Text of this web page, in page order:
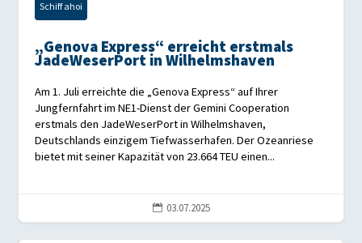
Schiff ahoi
„Genova Express“ erreicht erstmals
JadeWeserPort in Wilhelmshaven
Am 1. Juli erreichte die „Genova Express“ auf Ihrer
Jungfernfahrt im NE1-Dienst der Gemini Cooperation
erstmals den JadeWeserPort in Wilhelmshaven,
Deutschlands einzigem Tiefwasserhafen. Der Ozeanriese
bietet mit seiner Kapazität von 23.664 TEU einen...
 03.07.2025